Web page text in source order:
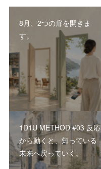
8月、2つの扉を開きま
す。
1D1U METHOD #03 反応
から動くと、知っている
未来へ戻っていく。